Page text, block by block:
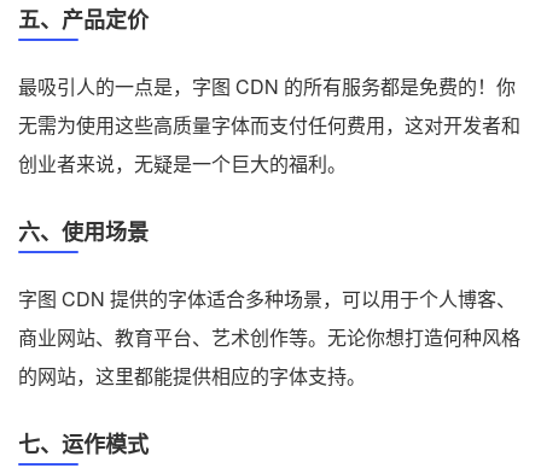
五、产品定价
最吸引人的一点是，字图 CDN 的所有服务都是免费的！你
无需为使用这些高质量字体而支付任何费用，这对开发者和
创业者来说，无疑是一个巨大的福利。
六、使用场景
字图 CDN 提供的字体适合多种场景，可以用于个人博客、
商业网站、教育平台、艺术创作等。无论你想打造何种风格
的网站，这里都能提供相应的字体支持。
七、运作模式